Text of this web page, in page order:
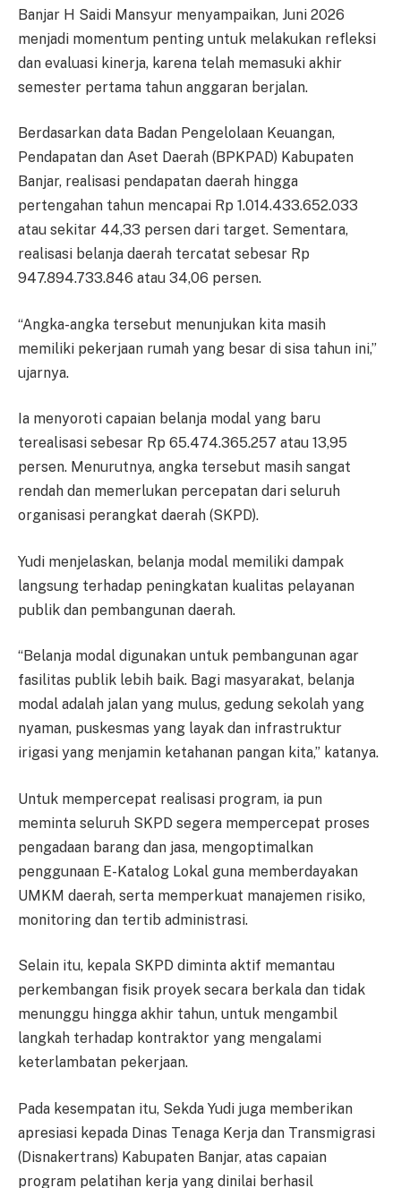
Banjar H Saidi Mansyur menyampaikan, Juni 2026
menjadi momentum penting untuk melakukan refleksi
dan evaluasi kinerja, karena telah memasuki akhir
semester pertama tahun anggaran berjalan.
Berdasarkan data Badan Pengelolaan Keuangan,
Pendapatan dan Aset Daerah (BPKPAD) Kabupaten
Banjar, realisasi pendapatan daerah hingga
pertengahan tahun mencapai Rp 1.014.433.652.033
atau sekitar 44,33 persen dari target. Sementara,
realisasi belanja daerah tercatat sebesar Rp
947.894.733.846 atau 34,06 persen.
“Angka-angka tersebut menunjukan kita masih
memiliki pekerjaan rumah yang besar di sisa tahun ini,”
ujarnya.
Ia menyoroti capaian belanja modal yang baru
terealisasi sebesar Rp 65.474.365.257 atau 13,95
persen. Menurutnya, angka tersebut masih sangat
rendah dan memerlukan percepatan dari seluruh
organisasi perangkat daerah (SKPD).
Yudi menjelaskan, belanja modal memiliki dampak
langsung terhadap peningkatan kualitas pelayanan
publik dan pembangunan daerah.
“Belanja modal digunakan untuk pembangunan agar
fasilitas publik lebih baik. Bagi masyarakat, belanja
modal adalah jalan yang mulus, gedung sekolah yang
nyaman, puskesmas yang layak dan infrastruktur
irigasi yang menjamin ketahanan pangan kita,” katanya.
Untuk mempercepat realisasi program, ia pun
meminta seluruh SKPD segera mempercepat proses
pengadaan barang dan jasa, mengoptimalkan
penggunaan E-Katalog Lokal guna memberdayakan
UMKM daerah, serta memperkuat manajemen risiko,
monitoring dan tertib administrasi.
Selain itu, kepala SKPD diminta aktif memantau
perkembangan fisik proyek secara berkala dan tidak
menunggu hingga akhir tahun, untuk mengambil
langkah terhadap kontraktor yang mengalami
keterlambatan pekerjaan.
Pada kesempatan itu, Sekda Yudi juga memberikan
apresiasi kepada Dinas Tenaga Kerja dan Transmigrasi
(Disnakertrans) Kabupaten Banjar, atas capaian
program pelatihan kerja yang dinilai berhasil